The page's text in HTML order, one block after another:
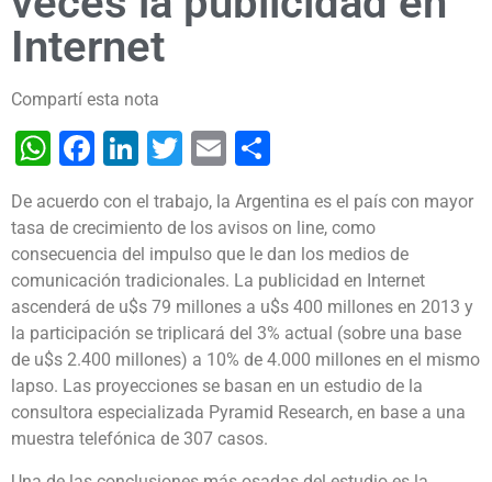
Internet
Compartí esta nota
WhatsApp
Facebook
LinkedIn
Twitter
Email
De acuerdo con el trabajo, la Argentina es el país con mayor
tasa de crecimiento de los avisos on line, como
consecuencia del impulso que le dan los medios de
comunicación tradicionales. La publicidad en Internet
ascenderá de u$s 79 millones a u$s 400 millones en 2013 y
la participación se triplicará del 3% actual (sobre una base
de u$s 2.400 millones) a 10% de 4.000 millones en el mismo
lapso. Las proyecciones se basan en un estudio de la
consultora especializada Pyramid Research, en base a una
muestra telefónica de 307 casos.